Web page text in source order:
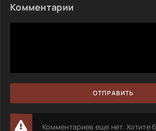
Комментарии
ОТПРАВИТЬ
Комментариев еще нет. Хотите